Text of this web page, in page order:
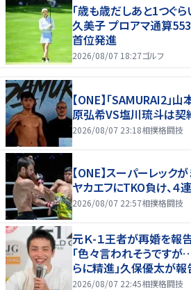
「歳も歳だしあと1つぐ
久美子 プロアマ通算
首位発進
2026/08/07 18:27ゴルフ
【ONE】「SAMURAI2」
原弘希VS塩川琉斗は契
2026/08/07 23:18相撲格闘技
【ONE】スーパーレック
ヤカエフにTKO負け、４
2026/08/07 22:57相撲格闘技
元Ｋ-１王者が再婚を報
「色々言われそうですが
らに精進」久保優太が報
2026/08/07 22:45相撲格闘技